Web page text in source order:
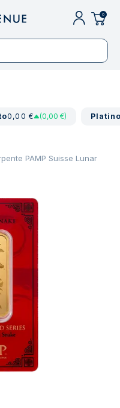
0
0,00 € (0,00 €)
PAMP Suisse Lunar